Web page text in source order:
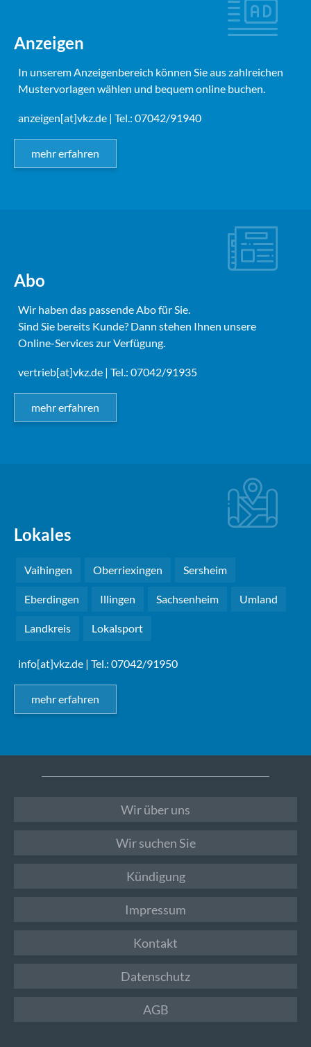
Anzeigen
In unserem Anzeigenbereich können Sie aus zahlreichen
Mustervorlagen wählen und bequem online buchen.
anzeigen[at]vkz.de | Tel.: 07042/91940
mehr erfahren
Abo
Wir haben das passende Abo für Sie.
Sind Sie bereits Kunde? Dann stehen Ihnen unsere
Online-Services zur Verfügung.
vertrieb[at]vkz.de | Tel.: 07042/91935
mehr erfahren
Lokales
Vaihingen Oberriexingen Sersheim
Eberdingen Illingen Sachsenheim Umland
Landkreis Lokalsport
info[at]vkz.de | Tel.: 07042/91950
mehr erfahren
Wir über uns
Wir suchen Sie
Kündigung
Impressum
Kontakt
Datenschutz
AGB